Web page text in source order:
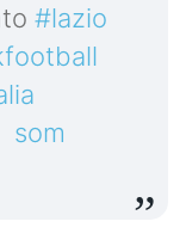
#lazio
som